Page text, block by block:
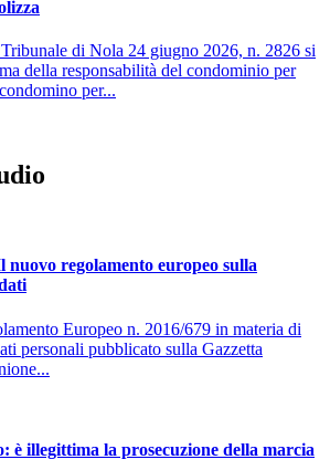
di Nola 24 giugno 2026, n. 2826 si
della responsabilità del condominio per
per...
nuovo regolamento europeo sulla
Europeo n. 2016/679 in materia di
personali pubblicato sulla Gazzetta
è illegittima la prosecuzione della marcia